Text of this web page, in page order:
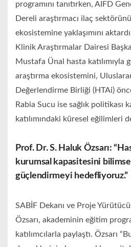
programını tanıtırken, AIFD
Dereli araştırmacı ilaç
ekosistemine yaklaşımını
Klinik Araştırmalar Dairesi
Mustafa Ünal hasta katılımıyla
araştırma ekosistemini,
Değerlendirme Birliği (HTAi)
Rabia Sucu ise sağlık politikası
katılımındaki küresel eğilimleri
Prof. Dr. S. Haluk Özsarı:
kurumsal kapasitesini
güçlendirmeyi hedefliyoruz.”
SABİF Dekanı ve Proje
Özsarı, akademinin eğitim
katılımcılarla paylaştı. Özsarı